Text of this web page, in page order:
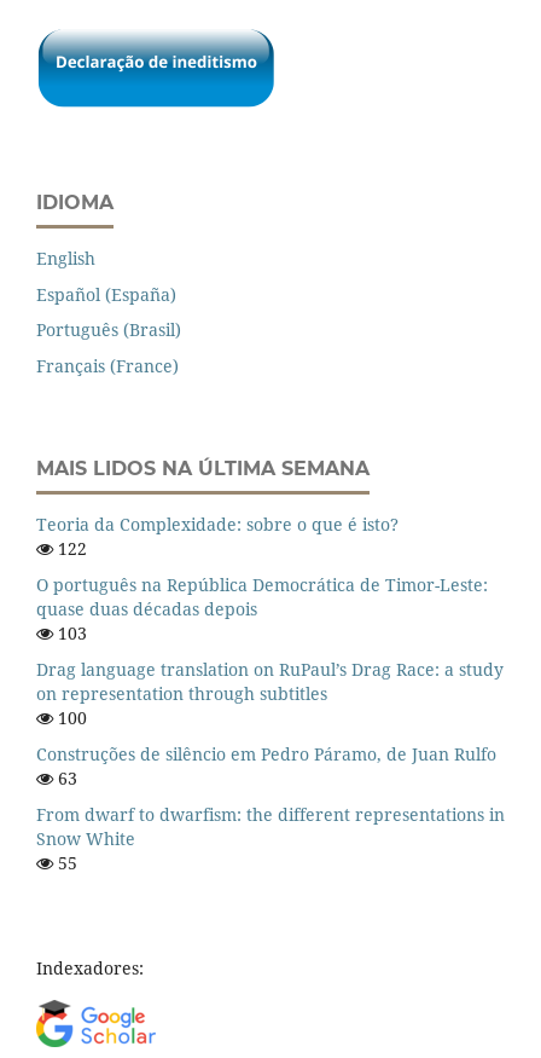
IDIOMA
English
Español (España)
Português (Brasil)
Français (France)
MAIS LIDOS NA ÚLTIMA SEMANA
Teoria da Complexidade: sobre o que é isto?
122
O português na República Democrática de Timor-Leste:
quase duas décadas depois
103
Drag language translation on RuPaul’s Drag Race: a study
on representation through subtitles
100
Construções de silêncio em Pedro Páramo, de Juan Rulfo
63
From dwarf to dwarfism: the different representations in
Snow White
55
Indexadores: